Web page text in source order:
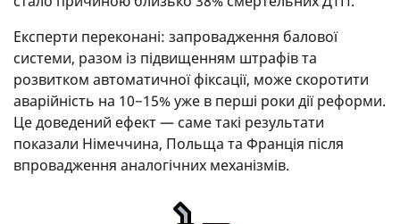
Експерти переконані: запровадження балової
системи, разом із підвищенням штрафів та
розвитком автоматичної фіксації, може скоротити
аварійність на 10−15% уже в перші роки дії реформи.
Це доведений ефект — саме такі результати
показали Німеччина, Польща та Франція після
впровадження аналогічних механізмів.